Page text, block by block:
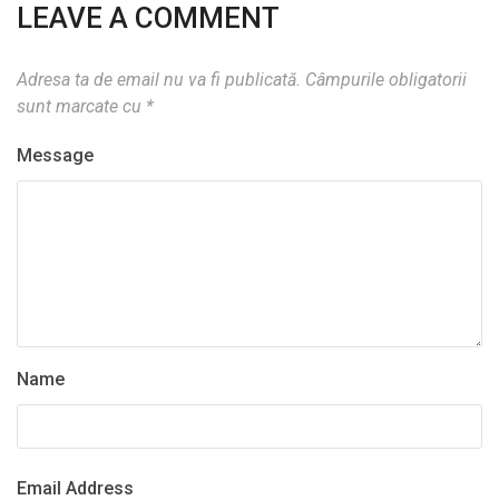
LEAVE A COMMENT
Adresa ta de email nu va fi publicată. Câmpurile obligatorii
sunt marcate cu *
Message
Name
Email Address